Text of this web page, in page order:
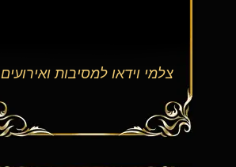
צלמי וידאו למסיבות ואירועים